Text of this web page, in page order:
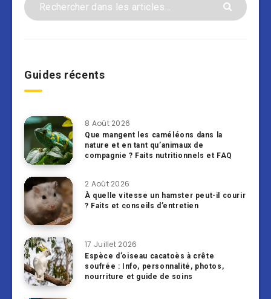
Guides récents
8 Août 2026
Que mangent les caméléons dans la
nature et en tant qu’animaux de
compagnie ? Faits nutritionnels et FAQ
2 Août 2026
À quelle vitesse un hamster peut-il courir
? Faits et conseils d’entretien
17 Juillet 2026
Espèce d’oiseau cacatoès à crête
soufrée : Info, personnalité, photos,
nourriture et guide de soins